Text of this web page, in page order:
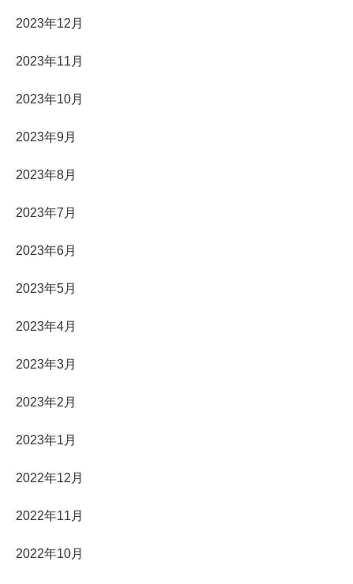
2023年12月
2023年11月
2023年10月
2023年9月
2023年8月
2023年7月
2023年6月
2023年5月
2023年4月
2023年3月
2023年2月
2023年1月
2022年12月
2022年11月
2022年10月